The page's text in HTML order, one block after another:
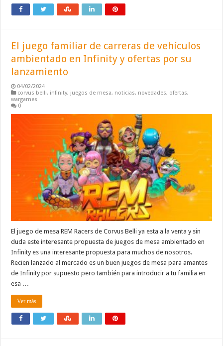
El juego familiar de carreras de vehículos
ambientado en Infinity y ofertas por su
lanzamiento
04/02/2024
corvus belli, infinity, juegos de mesa, noticias, novedades, ofertas,
wargames
0
El juego de mesa REM Racers de Corvus Belli ya esta a la venta y sin
duda este interesante propuesta de juegos de mesa ambientado en
Infinity es una interesante propuesta para muchos de nosotros.
Recien lanzado al mercado es un buen juegos de mesa para amantes
de Infinity por supuesto pero también para introducir a tu familia en
esa …
Ver más